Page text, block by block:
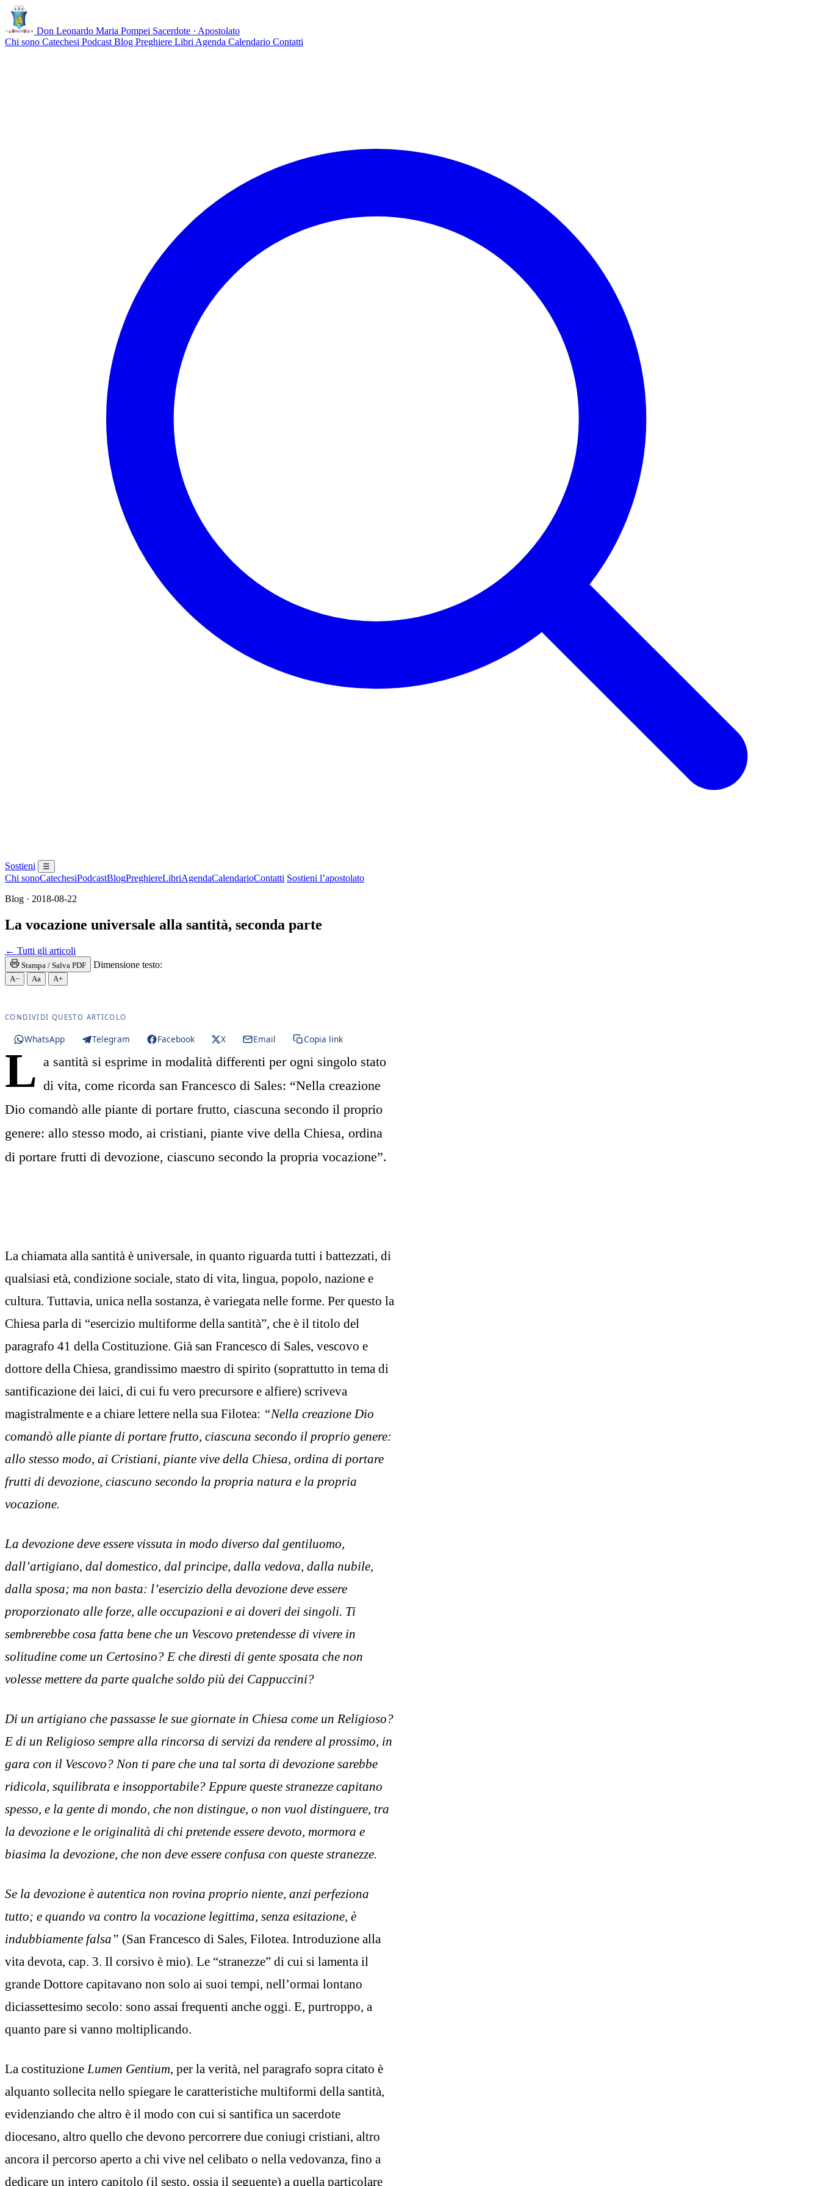
Don Leonardo Maria Pompei Sacerdote · Apostolato
Chi sono Catechesi Podcast Blog Preghiere Libri Agenda Calendario Contatti
Sostieni ☰
Chi sonoCatechesiPodcastBlogPreghiereLibriAgendaCalendarioContatti Sostieni l’apostolato
Blog · 2018-08-22
La vocazione universale alla santità, seconda parte
← Tutti gli articoli
Stampa / Salva PDF Dimensione testo:
A− Aa A+
CONDIVIDI QUESTO ARTICOLO
WhatsApp Telegram Facebook X Email Copia link
L a santità si esprime in modalità differenti per ogni singolo stato
di vita, come ricorda san Francesco di Sales: “Nella creazione
Dio comandò alle piante di portare frutto, ciascuna secondo il proprio
genere: allo stesso modo, ai cristiani, piante vive della Chiesa, ordina
di portare frutti di devozione, ciascuno secondo la propria vocazione”.
La chiamata alla santità è universale, in quanto riguarda tutti i battezzati, di
qualsiasi età, condizione sociale, stato di vita, lingua, popolo, nazione e
cultura. Tuttavia, unica nella sostanza, è variegata nelle forme. Per questo la
Chiesa parla di “esercizio multiforme della santità”, che è il titolo del
paragrafo 41 della Costituzione. Già san Francesco di Sales, vescovo e
dottore della Chiesa, grandissimo maestro di spirito (soprattutto in tema di
santificazione dei laici, di cui fu vero precursore e alfiere) scriveva
magistralmente e a chiare lettere nella sua Filotea: “Nella creazione Dio
comandò alle piante di portare frutto, ciascuna secondo il proprio genere:
allo stesso modo, ai Cristiani, piante vive della Chiesa, ordina di portare
frutti di devozione, ciascuno secondo la propria natura e la propria
vocazione.
La devozione deve essere vissuta in modo diverso dal gentiluomo,
dall’artigiano, dal domestico, dal principe, dalla vedova, dalla nubile,
dalla sposa; ma non basta: l’esercizio della devozione deve essere
proporzionato alle forze, alle occupazioni e ai doveri dei singoli. Ti
sembrerebbe cosa fatta bene che un Vescovo pretendesse di vivere in
solitudine come un Certosino? E che diresti di gente sposata che non
volesse mettere da parte qualche soldo più dei Cappuccini?
Di un artigiano che passasse le sue giornate in Chiesa come un Religioso?
E di un Religioso sempre alla rincorsa di servizi da rendere al prossimo, in
gara con il Vescovo? Non ti pare che una tal sorta di devozione sarebbe
ridicola, squilibrata e insopportabile? Eppure queste stranezze capitano
spesso, e la gente di mondo, che non distingue, o non vuol distinguere, tra
la devozione e le originalità di chi pretende essere devoto, mormora e
biasima la devozione, che non deve essere confusa con queste stranezze.
Se la devozione è autentica non rovina proprio niente, anzi perfeziona
tutto; e quando va contro la vocazione legittima, senza esitazione, è
indubbiamente falsa” (San Francesco di Sales, Filotea. Introduzione alla
vita devota, cap. 3. Il corsivo è mio). Le “stranezze” di cui si lamenta il
grande Dottore capitavano non solo ai suoi tempi, nell’ormai lontano
diciassettesimo secolo: sono assai frequenti anche oggi. E, purtroppo, a
quanto pare si vanno moltiplicando.
La costituzione Lumen Gentium, per la verità, nel paragrafo sopra citato è
alquanto sollecita nello spiegare le caratteristiche multiformi della santità,
evidenziando che altro è il modo con cui si santifica un sacerdote
diocesano, altro quello che devono percorrere due coniugi cristiani, altro
ancora il percorso aperto a chi vive nel celibato o nella vedovanza, fino a
dedicare un intero capitolo (il sesto, ossia il seguente) a quella particolare